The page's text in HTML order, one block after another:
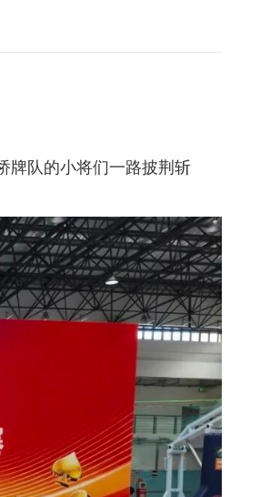
牌队的小将们一路披荆斩